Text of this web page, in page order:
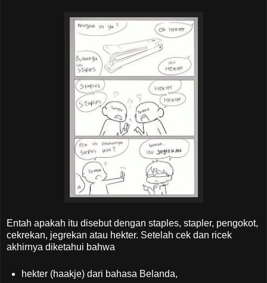
Entah apakah itu disebut dengan staples, stapler, pengokot,
cekrekan, jegrekan atau hekter. Setelah cek dan ricek
akhirnya diketahui bahwa
hekter (haakje) dari bahasa Belanda,